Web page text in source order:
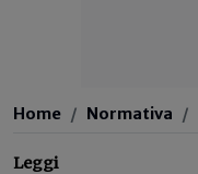
Home Normativa
Leggi